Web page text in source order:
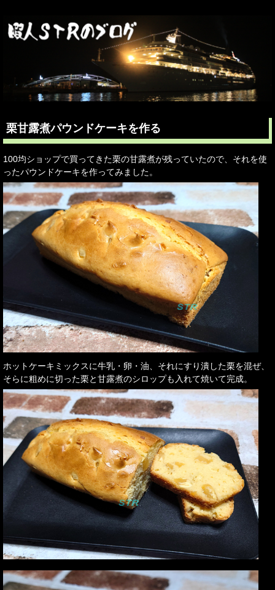
栗甘露煮パウンドケーキを作る
100均ショップで買ってきた栗の甘露煮が残っていたので、それを使
ったパウンドケーキを作ってみました。
ホットケーキミックスに牛乳・卵・油、それにすり潰した栗を混ぜ、
そらに粗めに切った栗と甘露煮のシロップも入れて焼いて完成。